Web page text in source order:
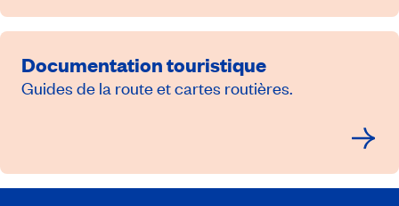
Documentation touristique
Guides de la route et cartes routières.